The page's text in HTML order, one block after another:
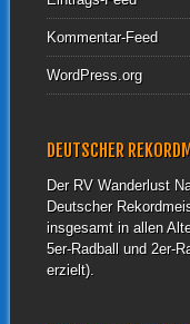
Kommentar-Feed
WordPress.org
DEUTSCHER
Der RV Wanderlust
Deutscher
insgesamt in allen
5er-Radball und 2er-
erzielt).